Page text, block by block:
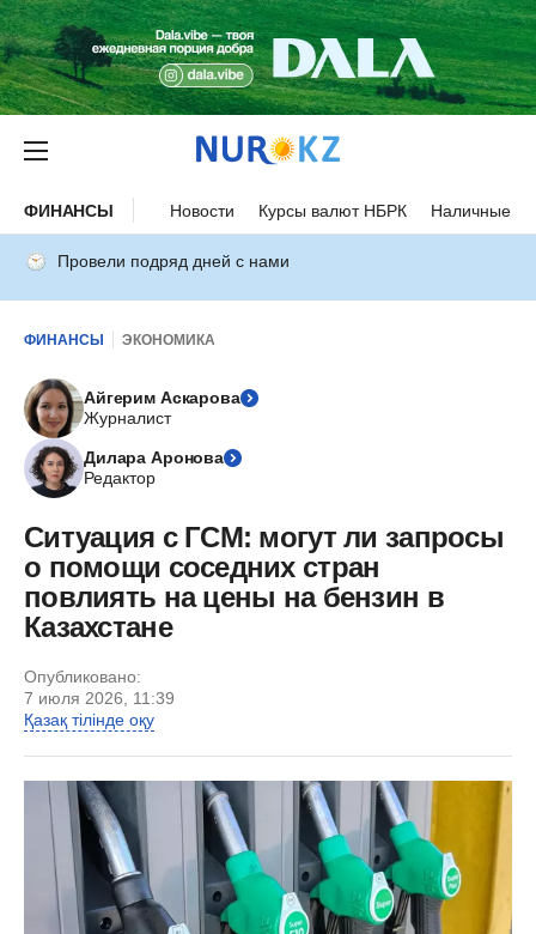
ФИНАНСЫ Новости Курсы валют НБРК Наличные
Провели подряд дней с нами
ФИНАНСЫ ЭКОНОМИКА
Айгерим Аскарова
Журналист
Дилара Аронова
Редактор
Ситуация с ГСМ: могут ли запросы
о помощи соседних стран
повлиять на цены на бензин в
Казахстане
Опубликовано:
7 июля 2026, 11:39
Қазақ тілінде оқу